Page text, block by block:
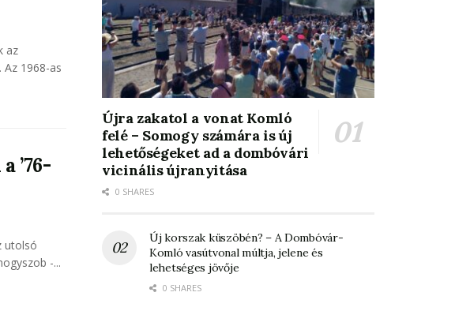
az
1968-as
’76-
utolsó
-...
Újra zakatol a vonat Komló
felé – Somogy számára is új
lehetőségeket ad a dombóvári
vicinális újranyitása
0 SHARES
Új korszak küszöbén? – A Dombóvár-
Komló vasútvonal múltja, jelene és
lehetséges jövője
0 SHARES